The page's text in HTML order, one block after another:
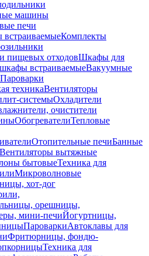
машины
печи
Комплекты
пищевых отходовШкафы для
встраиваемыеВакуумные
Пароварки
техникаВентиляторы
системыОхладители
очистители
ОбогревателиТепловые
Отопительные печиБанные
Вентиляторы вытяжные
бытовыеТехника для
Микроволновые
хот-дог
орешницы,
мини-печиЙогуртницы,
ПароваркиАвтоклавы для
Фритюрницы, фондю-
Техника для